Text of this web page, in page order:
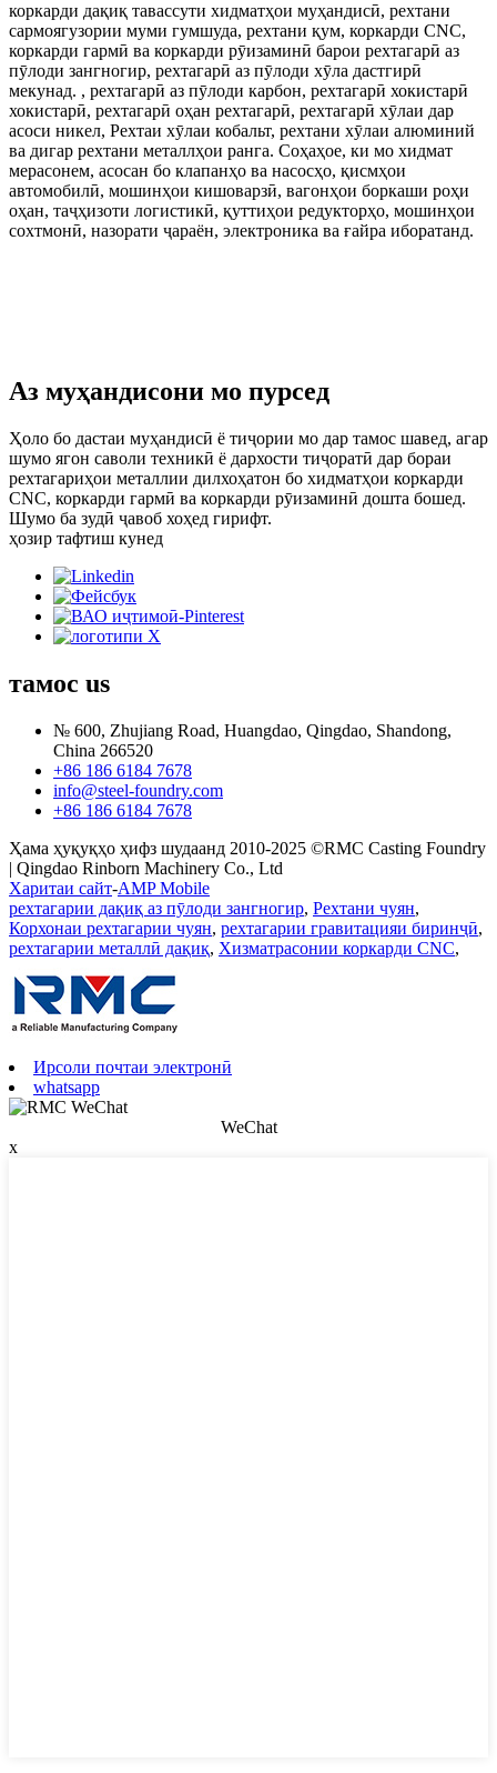
коркарди дақиқ тавассути хидматҳои муҳандисӣ, рехтани
сармоягузории муми гумшуда, рехтани қум, коркарди CNC,
коркарди гармӣ ва коркарди рӯизаминӣ барои рехтагарӣ аз
пӯлоди зангногир, рехтагарӣ аз пӯлоди хӯла дастгирӣ
мекунад. , рехтагарӣ аз пӯлоди карбон, рехтагарӣ хокистарӣ
хокистарӣ, рехтагарӣ оҳан рехтагарӣ, рехтагарӣ хӯлаи дар
асоси никел, Рехтаи хӯлаи кобальт, рехтани хӯлаи алюминий
ва дигар рехтани металлҳои ранга. Соҳаҳое, ки мо хидмат
мерасонем, асосан бо клапанҳо ва насосҳо, қисмҳои
автомобилӣ, мошинҳои кишоварзӣ, вагонҳои боркаши роҳи
оҳан, таҷҳизоти логистикӣ, қуттиҳои редукторҳо, мошинҳои
сохтмонӣ, назорати ҷараён, электроника ва ғайра иборатанд.
Аз муҳандисони мо пурсед
Ҳоло бо дастаи муҳандисӣ ё тиҷории мо дар тамос шавед, агар
шумо ягон саволи техникӣ ё дархости тиҷоратӣ дар бораи
рехтагариҳои металлии дилхоҳатон бо хидматҳои коркарди
CNC, коркарди гармӣ ва коркарди рӯизаминӣ дошта бошед.
Шумо ба зудӣ ҷавоб хоҳед гирифт.
ҳозир тафтиш кунед
тамос us
№ 600, Zhujiang Road, Huangdao, Qingdao, Shandong,
China 266520
+86 186 6184 7678
info@steel-foundry.com
+86 186 6184 7678
Ҳама ҳуқуқҳо ҳифз шудаанд 2010-2025 ©RMC Casting Foundry
| Qingdao Rinborn Machinery Co., Ltd
Харитаи сайт-AMP Mobile
рехтагарии дақиқ аз пӯлоди зангногир, Рехтани чуян,
Корхонаи рехтагарии чуян, рехтагарии гравитацияи биринҷӣ,
рехтагарии металлӣ дақиқ, Хизматрасонии коркарди CNC,
Ирсоли почтаи электронӣ
whatsapp
WeChat
x